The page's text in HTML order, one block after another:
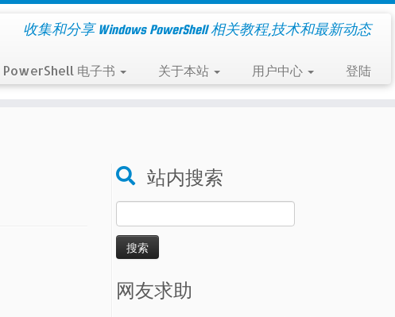
收集和分享 Windows PowerShell 相关教程,技术和最新动态
PowerShell 电子书 关于本站 用户中心 登陆
站内搜索
索：
网友求助